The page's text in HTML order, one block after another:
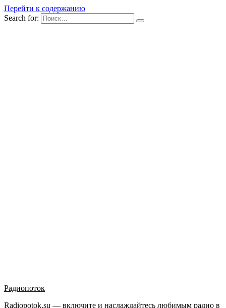
Перейти к содержанию
Search for:
Радиопоток
Radiopotok.su — включите и наслаждайтесь любимым радио в